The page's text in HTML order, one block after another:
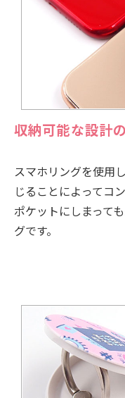
収納可能な設計
スマホリングを使用
じることによってコ
ポケットにしまって
グです。